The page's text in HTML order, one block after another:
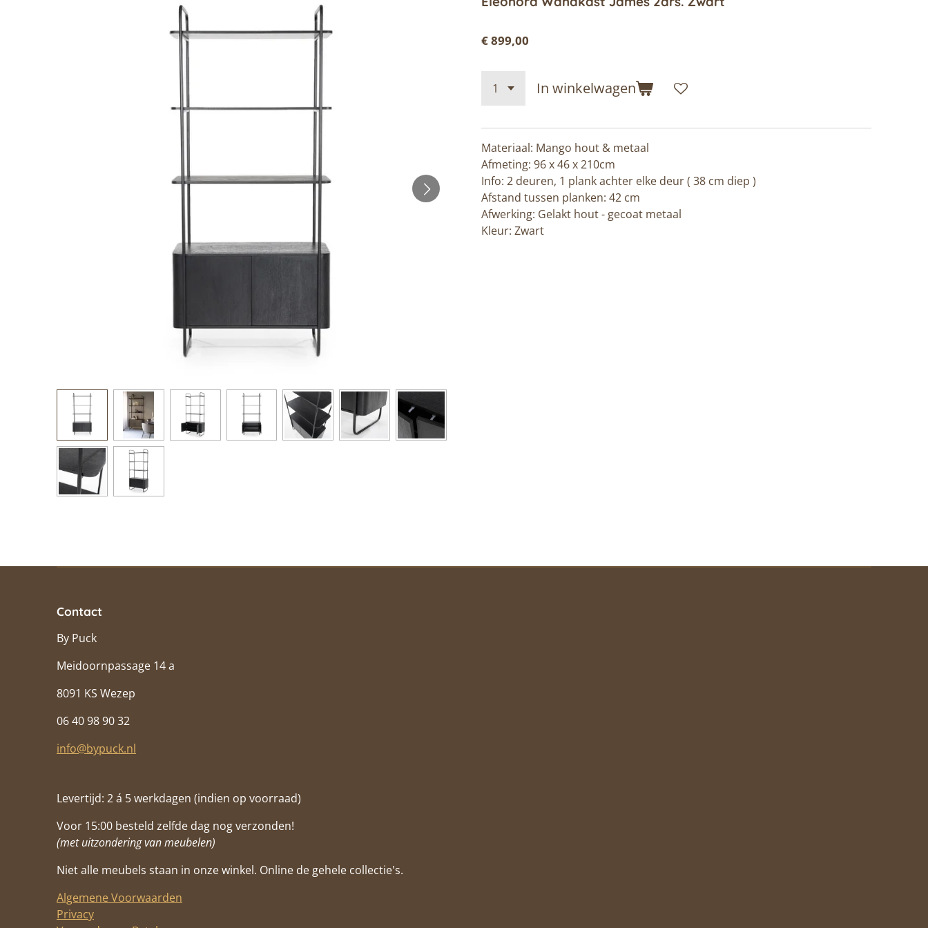
€ 899,00
In winkelwagen
Materiaal: Mango hout & metaal
Afmeting: 96 x 46 x 210cm
Info: 2 deuren, 1 plank achter elke deur ( 38 cm diep )
Afstand tussen planken: 42 cm
Afwerking: Gelakt hout - gecoat metaal
Kleur: Zwart
Contact
By Puck
Meidoornpassage 14 a
8091 KS Wezep
06 40 98 90 32
info@bypuck.nl
Levertijd: 2 á 5 werkdagen (indien op voorraad)
Voor 15:00 besteld zelfde dag nog verzonden!
(met uitzondering van meubelen)
Niet alle meubels staan in onze winkel. Online de gehele collectie's.
Algemene Voorwaarden
Privacy